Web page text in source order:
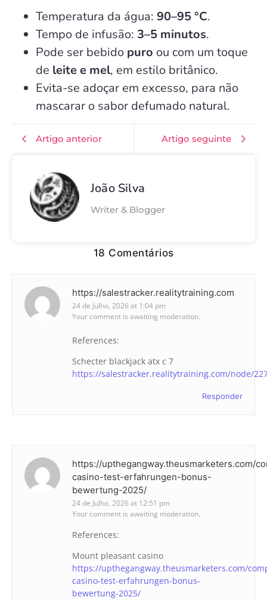
Temperatura da água: 90–95 °C.
Tempo de infusão: 3–5 minutos.
Pode ser bebido puro ou com um toque
de leite e mel, em estilo britânico.
Evita-se adoçar em excesso, para não
mascarar o sabor defumado natural.
Artigo anterior Artigo seguinte
João Silva
Writer & Blogger
18 Comentários
https://salestracker.realitytraining.com
24 de Julho, 2026 at 1:04 pm
Your comment is awaiting moderation.
References:
Schecter blackjack atx c 7
https://salestracker.realitytraining.com/node/
Responder
https://upthegangway.theusmarketers.com/
casino-test-erfahrungen-bonus-
bewertung-2025/
24 de Julho, 2026 at 12:51 pm
Your comment is awaiting moderation.
References:
Mount pleasant casino
https://upthegangway.theusmarketers.com/
casino-test-erfahrungen-bonus-
bewertung-2025/